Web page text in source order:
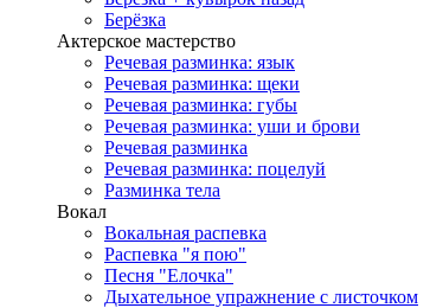
Берёзка
Актерское мастерство
Речевая разминка: язык
Речевая разминка: щеки
Речевая разминка: губы
Речевая разминка: уши и брови
Речевая разминка
Речевая разминка: поцелуй
Разминка тела
Вокал
Вокальная распевка
Распевка "я пою"
Песня "Елочка"
Дыхательное упражнение с листочком